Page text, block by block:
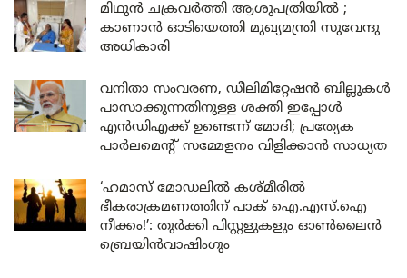
മിഥുൻ ചക്രവർത്തി ആശുപത്രിയിൽ ;
കാണാൻ ഓടിയെത്തി മുഖ്യമന്ത്രി സുവേന്ദു
അധികാരി
വനിതാ സംവരണ, ഡീലിമിറ്റേഷൻ ബില്ലുകൾ
പാസാക്കുന്നതിനുള്ള ശക്തി ഇപ്പോൾ
എൻഡിഎക്ക് ഉണ്ടെന്ന് മോദി; പ്രത്യേക
പാർലമെന്റ് സമ്മേളനം വിളിക്കാൻ സാധ്യത
‘ഹമാസ് മോഡലിൽ കശ്മീരിൽ
ഭീകരാക്രമണത്തിന് പാക് ഐ.എസ്.ഐ
നീക്കം!’: തുർക്കി പിസ്റ്റളുകളും ഓൺലൈൻ
ബ്രെയിൻവാഷിംഗും